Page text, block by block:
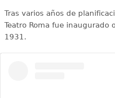
Tras varios años de
Teatro Roma fue
1931.